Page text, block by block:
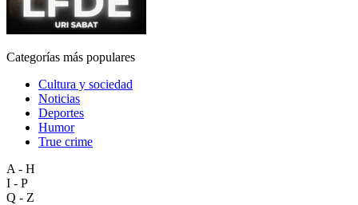
Categorías más populares
Cultura y sociedad
Noticias
Deportes
Humor
True crime
A - H
I - P
Q - Z